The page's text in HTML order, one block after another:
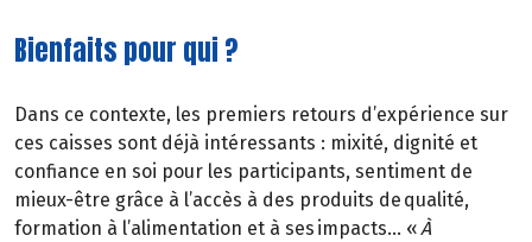
Bienfaits pour qui ?
Dans ce contexte, les premiers retours d’expérience sur
ces caisses sont déjà intéressants : mixité, dignité et
confiance en soi pour les participants, sentiment de
mieux-être grâce à l’accès à des produits de qualité,
formation à l’alimentation et à ses impacts… «À